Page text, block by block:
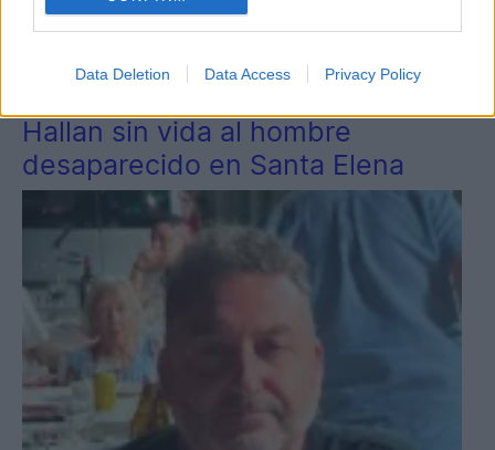
Data Deletion Data Access Privacy Policy
Provincia
Hallan sin vida al hombre
desaparecido en Santa Elena